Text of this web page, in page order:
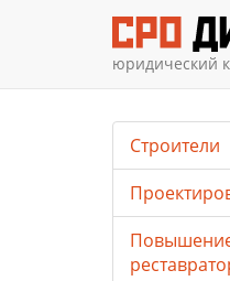
юридический
Строители